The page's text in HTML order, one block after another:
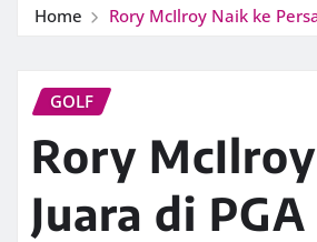
Home Rory McIlroy Naik ke
GOLF
Rory
Juara di